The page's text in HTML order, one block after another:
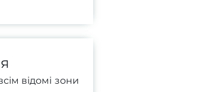
відомі зони